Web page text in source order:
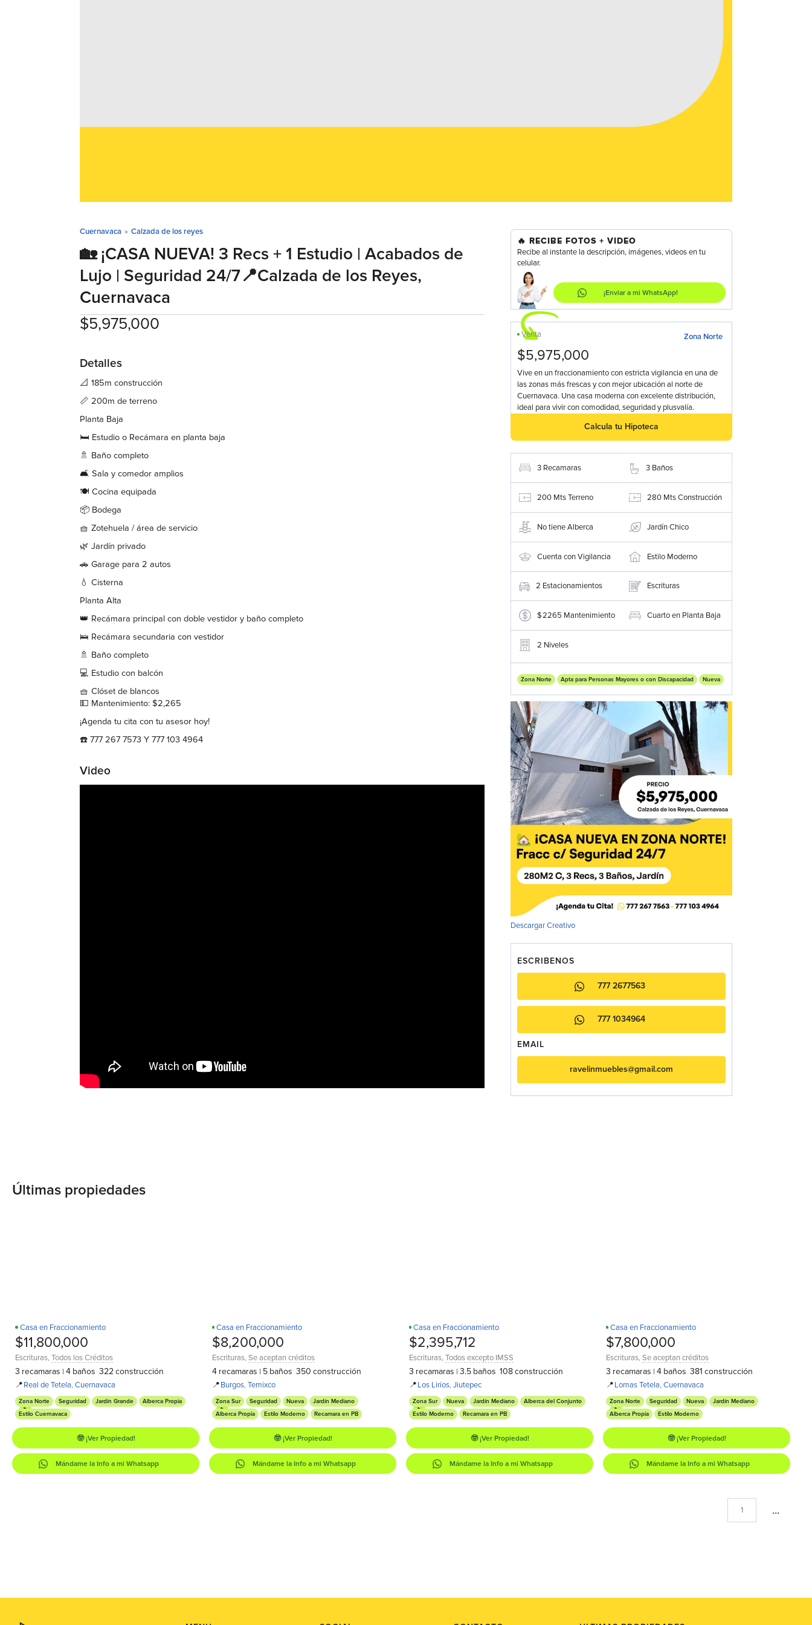
Cuernavaca » Calzada de los reyes
🏡 ¡CASA NUEVA! 3 Recs + 1 Estudio | Acabados de
Lujo | Seguridad 24/7📍Calzada de los Reyes,
Cuernavaca
$5,975,000
Detalles
📐 185m construcción
📏 200m de terreno
Planta Baja
🛏 Estudio o Recámara en planta baja
🚿 Baño completo
🛋 Sala y comedor amplios
🍽 Cocina equipada
📦 Bodega
🧺 Zotehuela / área de servicio
🌿 Jardín privado
🚗 Garage para 2 autos
💧 Cisterna
Planta Alta
👑 Recámara principal con doble vestidor y baño completo
🛌 Recámara secundaria con vestidor
🚿 Baño completo
💻 Estudio con balcón
🧺 Clóset de blancos
💵 Mantenimiento: $2,265
¡Agenda tu cita con tu asesor hoy!
☎️ 777 267 7573 Y 777 103 4964
Video
🔥 RECIBE FOTOS + VIDEO
Recibe al instante la descripción, imágenes, videos en tu
celular.
¡Enviar a mi WhatsApp!
Venta Zona Norte
$5,975,000
Vive en un fraccionamiento con estricta vigilancia en una de
las zonas más frescas y con mejor ubicación al norte de
Cuernavaca. Una casa moderna con excelente distribución,
ideal para vivir con comodidad, seguridad y plusvalía.
Calcula tu Hipoteca
3 Recamaras 3 Baños
200 Mts Terreno 280 Mts Construcción
No tiene Alberca Jardín Chico
Cuenta con Vigilancia Estilo Moderno
2 Estacionamientos Escrituras
$2265 Mantenimiento Cuarto en Planta Baja
2 Niveles
Zona Norte Apta para Personas Mayores o con Discapacidad Nueva
Descargar Creativo
ESCRIBENOS
777 2677563
777 1034964
EMAIL
ravelinmuebles@gmail.com
Últimas propiedades
D
Casa en Fraccionamiento
$11,800,000
Escrituras,Todos los Créditos
3 recamaras | 4 baños 322construcción
📍Real de Tetela,Cuernavaca
Zona Norte Seguridad Jardín Grande
Alberca Propia
Estilo Cuernavaca
🤓 ¡Ver Propiedad!
Mándame la Info a mi Whatsapp
Recamara en PB
¡Estrena!
Casa en Fraccionamiento
$8,200,000
Escrituras,Se aceptan créditos
4 recamaras | 5 baños 350 construcción
📍Burgos,Temixco
Zona Sur Seguridad Nueva
Jardín Mediano
Alberca Propia
Estilo Moderno Recamara en PB
🤓 ¡Ver Propiedad!
Mándame la Info a mi Whatsapp
Recamara en PB
¡Estrena!
D
Casa en Fraccionamiento
$2,395,712
Escrituras,Todos excepto IMSS
3 recamaras | 3.5 baños 108construcción
📍Los Lirios,Jiutepec
Zona Sur Nueva Jardín Mediano
Alberca del Conjunto
Estilo Moderno
Recamara en PB
🤓 ¡Ver Propiedad!
Mándame la Info a mi Whatsapp
¡Estrena!
D
Casa en Fraccionamiento
$7,800,000
Escrituras,Se aceptan créditos
3 recamaras | 4 baños 381 construcción
📍Lomas Tetela,Cuernavaca
Zona Norte Seguridad Nueva
Jardín Mediano
Alberca Propia
Estilo Moderno
🤓 ¡Ver Propiedad!
Mándame la Info a mi Whatsapp
1 ...